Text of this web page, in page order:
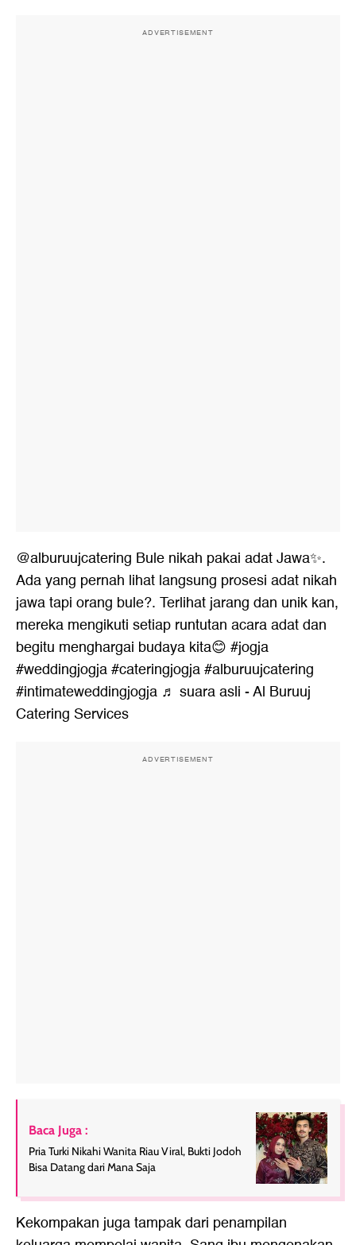
ADVERTISEMENT
@alburuujcatering Bule nikah pakai adat Jawa✨.
Ada yang pernah lihat langsung prosesi adat nikah
jawa tapi orang bule?. Terlihat jarang dan unik kan,
mereka mengikuti setiap runtutan acara adat dan
begitu menghargai budaya kita😊 #jogja
#weddingjogja#cateringjogja#alburuujcatering
#intimateweddingjogja ♬ suara asli - Al Buruuj
Catering Services
ADVERTISEMENT
Baca Juga :
Pria Turki Nikahi Wanita Riau Viral, Bukti Jodoh
Bisa Datang dari Mana Saja
Kekompakan juga tampak dari penampilan